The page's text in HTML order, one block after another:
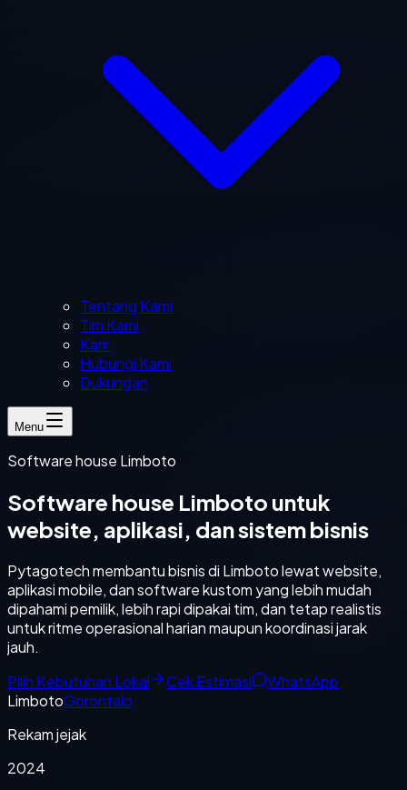
Tentang Kami
Tim Kami
Karir
Hubungi Kami
Dukungan
Menu
Software house Limboto
Software house Limboto untuk
website, aplikasi, dan sistem bisnis
Pytagotech membantu bisnis di Limboto lewat website,
aplikasi mobile, dan software kustom yang lebih mudah
dipahami pemilik, lebih rapi dipakai tim, dan tetap realistis
untuk ritme operasional harian maupun koordinasi jarak
jauh.
Pilih Kebutuhan Lokal
Cek Estimasi
WhatsApp
LimbotoGorontalo
Rekam jejak
2024